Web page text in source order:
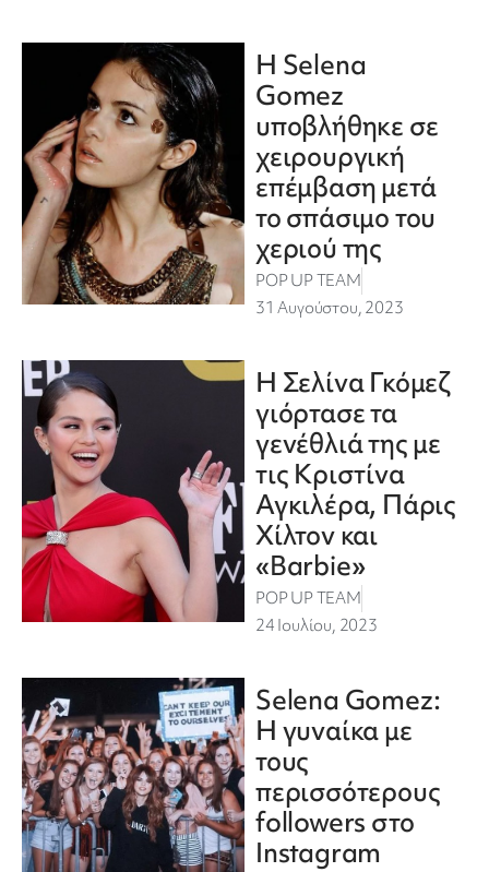
Η Selena
Gomez
υποβλήθηκε σε
χειρουργική
επέμβαση μετά
το σπάσιμο του
χεριού της
POP UP TEAM
31 Αυγούστου, 2023
Η Σελίνα Γκόμεζ
γιόρτασε τα
γενέθλιά της με
τις Κριστίνα
Αγκιλέρα, Πάρις
Χίλτον και
«Barbie»
POP UP TEAM
24 Ιουλίου, 2023
Selena Gomez:
Η γυναίκα με
τους
περισσότερους
followers στο
Instagram